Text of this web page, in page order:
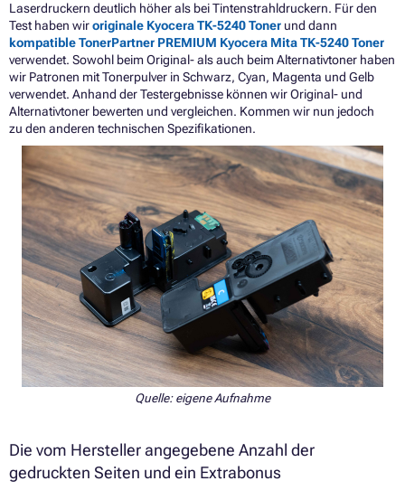
Laserdruckern deutlich höher als bei Tintenstrahldruckern. Für den
Test haben wiroriginale Kyocera TK-5240 Toner und dann
kompatible TonerPartner PREMIUM Kyocera Mita TK-5240 Toner
verwendet. Sowohl beim Original- als auch beim Alternativtoner haben
wir Patronen mit Tonerpulver in Schwarz, Cyan, Magenta und Gelb
verwendet. Anhand der Testergebnisse können wir Original- und
Alternativtoner bewerten und vergleichen. Kommen wir nun jedoch
zu den anderen technischen Spezifikationen.
Quelle: eigene Aufnahme
Die vom Hersteller angegebene Anzahl der
gedruckten Seiten und ein Extrabonus